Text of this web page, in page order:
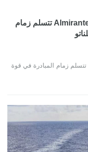
الفرقاطة الإسبانية Almirante Juan de Borbón تتسلم زمام
الفرقاطة الإسبانية Almirante Juan de Borbón تتسلم زمام المبادرة في قوة